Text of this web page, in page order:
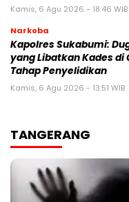
Kamis, 6 Agu 2026 - 18:46 WIB
Narkoba
Kapolres Sukabumi:
yang Libatkan Kades di
Tahap Penyelidikan
Kamis, 6 Agu 2026 - 13:51 WIB
TANGERANG